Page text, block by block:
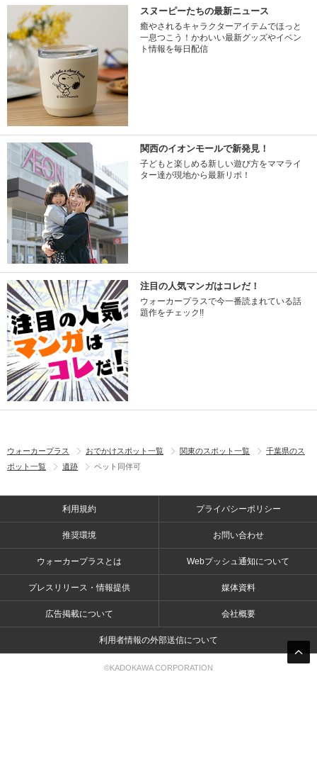
スヌーピーたちの最新ニュース
癒やされるキャラクターアイテムでほっと
一息つこう！かわいい最新グッズやイベン
ト情報を毎日配信
関西のイオンモールで新発見！
子どもと楽しめる新しい遊び方をママライ
ター達が現地から最新リポ！
注目の人気マンガはコレだ！
ウォーカープラスで今一番読まれている話
題作をチェック!!
ウォーカープラス おでかけスポット一覧 関東のスポット一覧
千葉県のス
ポット一覧
遺跡 ペット同伴可
利用規約 プライバシーポリシー
推奨環境 お問い合わせ
ウォーカープラスとは Webプッシュ通知について
プレスリリース・情報提供 媒体資料
広告掲載について 会社概要
利用者情報の外部送信について
©KADOKAWA CORPORATION